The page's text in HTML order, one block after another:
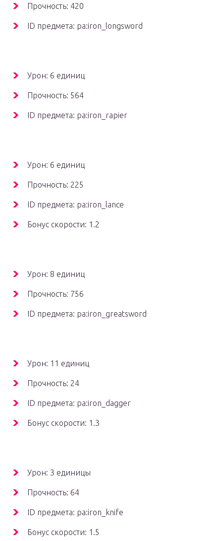
Прочность: 420
ID предмета: pa:iron_longsword
Урон: 6 единиц
Прочность: 564
ID предмета: pa:iron_rapier
Урон: 6 единиц
Прочность: 225
ID предмета: pa:iron_lance
Бонус скорости: 1.2
Урон: 8 единиц
Прочность: 756
ID предмета: pa:iron_greatsword
Урон: 11 единиц
Прочность: 24
ID предмета: pa:iron_dagger
Бонус скорости: 1.3
Урон: 3 единицы
Прочность: 64
ID предмета: pa:iron_knife
Бонус скорости: 1.5